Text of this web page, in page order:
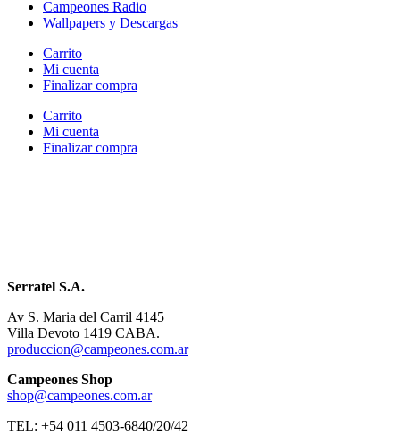
Campeones Radio
Wallpapers y Descargas
Carrito
Mi cuenta
Finalizar compra
Carrito
Mi cuenta
Finalizar compra
Serratel S.A.
Av S. Maria del Carril 4145
Villa Devoto 1419 CABA.
produccion@campeones.com.ar
Campeones Shop
shop@campeones.com.ar
TEL: +54 011 4503-6840/20/42